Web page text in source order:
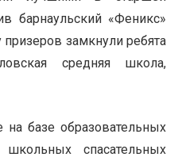
барнаульский «Феникс»
замкнули ребята
средняя школа,
базе образовательных
спасательных